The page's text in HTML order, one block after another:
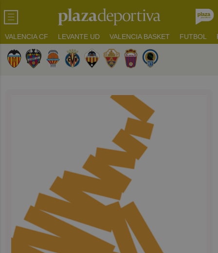
VALENCIA CF LEVANTE UD VALENCIA BASKET FUTBOL